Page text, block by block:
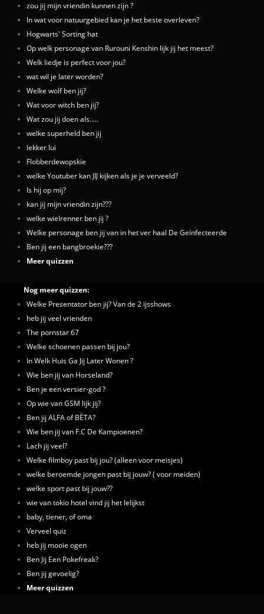
zou jij mijn vriendin kunnen zijn ?
In wat voor natuurgebied kan je het beste overleven?
Hogwarts' Sorting hat
Op welk personage van Rurouni Kenshin lijk jij het meest?
Welk liedje is perfect voor jou?
wat wil je later worden?
Welke wolf ben jij?
Wat voor witch ben jij?
Wat zou jij doen als.....
welke superheld ben jij
lekker lui
Flobberdewopskie
welke Youtuber kan JIJ kijken als je je verveeld?
Is hij op mij?
kan jij mijn vriendin zijn???
welke wielrenner ben jij ?
Welke personage ben jij van in het ver haal De Geïnfecteerde
Ben jij een bangbroekie???
Meer quizzen
Nog meer quizzen:
Welke Presentator ben jij? Van de 2 ijsshows
heb jij veel vrienden
The pornstar 67
Welke schoenen passen bij jou?
In Welk Huis Ga Jij Later Wonen ?
Wie ben jij van Horseland?
Ben je een versier-god ?
Op wie van GSM lijk jij?
Ben jij ALFA of BÈTA?
Wie ben jij van F.C De Kampioenen?
Lach jij veel?
Welke filmboy past bij jou? (alleen voor meisjes)
welke beroemde jongen past bij jouw? ( voor meiden)
welke sport past bij jouw??
wie van tokio hotel vind jij het lelijkst
baby, tiener, of oma
Verveel quiz
heb jij mooie ogen
Ben Jij Een Pokefreak?
Ben jij gevoelig?
Meer quizzen